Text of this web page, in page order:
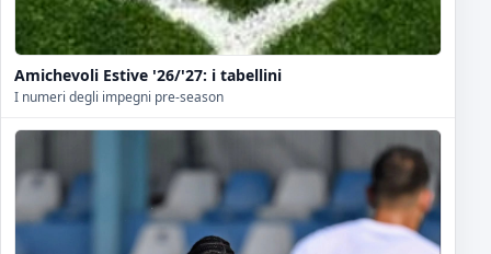
Amichevoli Estive '26/'27: i tabellini
I numeri degli impegni pre-season